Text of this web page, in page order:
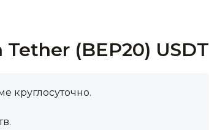
(BEP20) USDT
круглосуточно.